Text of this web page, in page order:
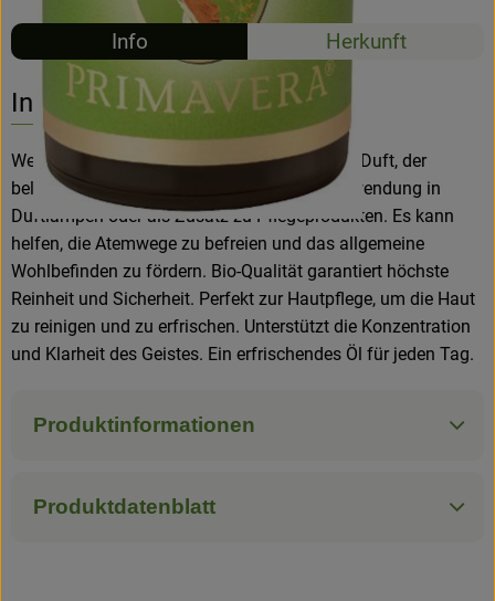
Info Herkunft
Info
Weißtannenöl bietet einen frischen, harzigen Duft, der
belebend und klärend wirkt. Ideal für die Verwendung in
Duftlampen oder als Zusatz zu Pflegeprodukten. Es kann
helfen, die Atemwege zu befreien und das allgemeine
Wohlbefinden zu fördern. Bio-Qualität garantiert höchste
Reinheit und Sicherheit. Perfekt zur Hautpflege, um die Haut
zu reinigen und zu erfrischen. Unterstützt die Konzentration
und Klarheit des Geistes. Ein erfrischendes Öl für jeden Tag.
Produktinformationen
Produktdatenblatt